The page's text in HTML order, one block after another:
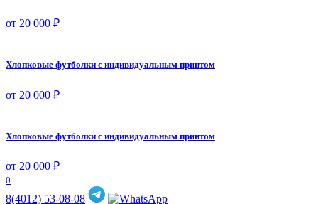
от 20 000 ₽
Хлопковые футболки с индивидуальным принтом
от 20 000 ₽
Хлопковые футболки с индивидуальным принтом
от 20 000 ₽
0
8(4012) 53-08-08